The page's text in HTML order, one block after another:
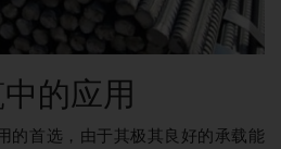
的应用
的首选，由于其极其良好的承载能